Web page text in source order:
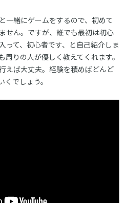
一緒にゲームをするので、初めて
せん。ですが、誰でも最初は初心
って、初心者です、と自己紹介しま
周りの人が優しく教えてくれます。
えば大丈夫。経験を積めばどんど
でしょう。